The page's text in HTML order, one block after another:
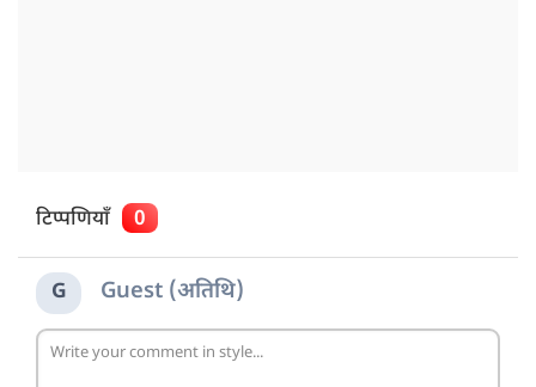
टिप्पणियाँ 0
G Guest (अतिथि)